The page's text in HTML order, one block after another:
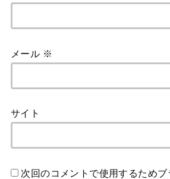
メール ※
サイト
次回のコメントで使用するため